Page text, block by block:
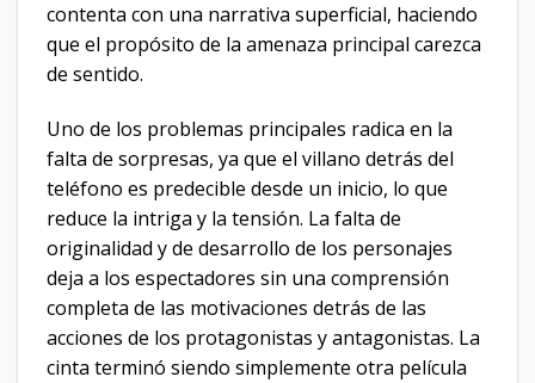
contenta con una narrativa superficial, haciendo
que el propósito de la amenaza principal carezca
de sentido.
Uno de los problemas principales radica en la
falta de sorpresas, ya que el villano detrás del
teléfono es predecible desde un inicio, lo que
reduce la intriga y la tensión. La falta de
originalidad y de desarrollo de los personajes
deja a los espectadores sin una comprensión
completa de las motivaciones detrás de las
acciones de los protagonistas y antagonistas. La
cinta terminó siendo simplemente otra película